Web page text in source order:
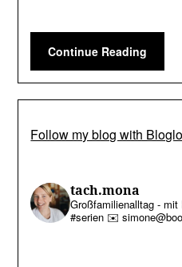
Continue Reading
Follow my blog with
tach.mona
Großfamilienalltag - mit
#serien ✉️